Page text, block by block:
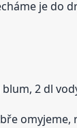
je do
blum, 2 dl